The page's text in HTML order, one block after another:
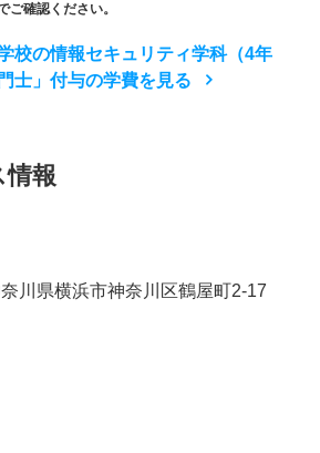
ご確認ください。
校の情報セキュリティ学科（4年
士」付与の学費を見る
情報
川県横浜市神奈川区鶴屋町2-17